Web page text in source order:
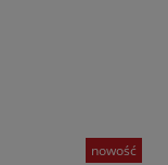
nowość